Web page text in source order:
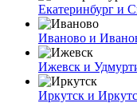
Екатеринбург и
Иваново и
Ижевск и
Иркутск и